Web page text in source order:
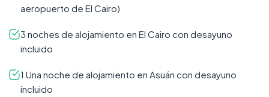
aeropuerto de El Cairo)
3 noches de alojamiento en El Cairo con desayuno
incluido
1 Una noche de alojamiento en Asuán con desayuno
incluido